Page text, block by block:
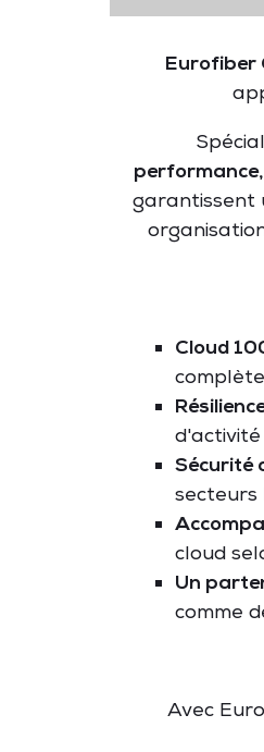
Eurofiber
garantissent
Cloud
d'activité
Sécurité
secteurs
cloud
Un
comme
Avec